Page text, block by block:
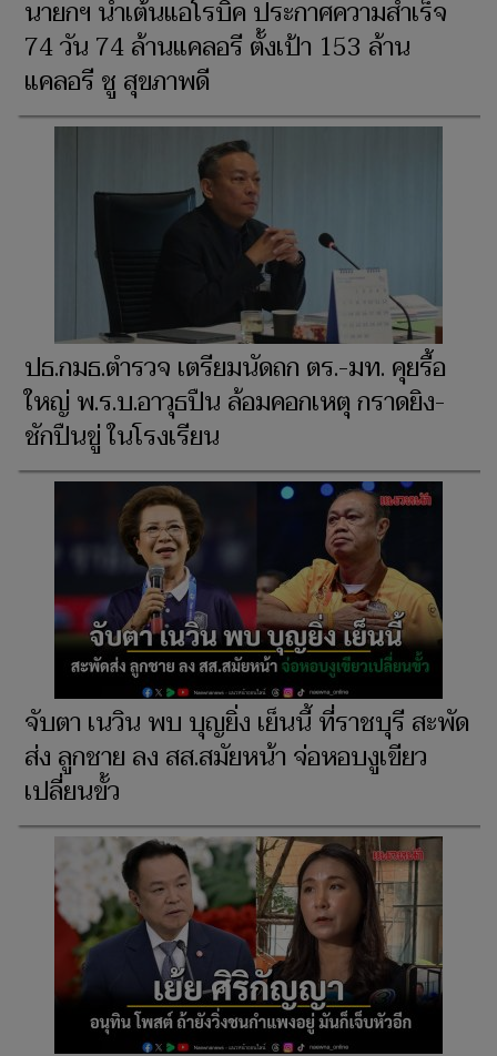
นายกฯ นำเต้นแอโรบิค ประกาศความสำเร็จ
74 วัน 74 ล้านแคลอรี ตั้งเป้า 153 ล้าน
แคลอรี ชู สุขภาพดี
ปธ.กมธ.ตำรวจ เตรียมนัดถก ตร.-มท. คุยรื้อ
ใหญ่ พ.ร.บ.อาวุธปืน ล้อมคอกเหตุ กราดยิง-
ชักปืนขู่ ในโรงเรียน
จับตา เนวิน พบ บุญยิ่ง เย็นนี้ ที่ราชบุรี สะพัด
ส่ง ลูกชาย ลง สส.สมัยหน้า จ่อหอบงูเขียว
เปลี่ยนขั้ว